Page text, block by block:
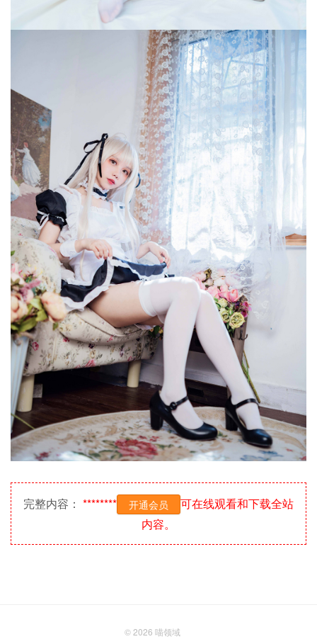
完整内容： ******** 开通会员
可在线观看和下载全站
内容。
© 2026 喵领域